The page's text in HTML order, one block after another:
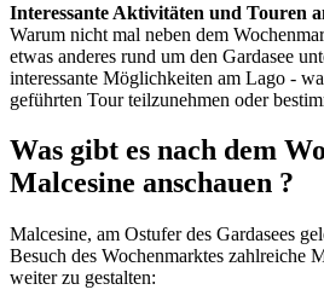
Interessante Aktivitäten und Touren
Warum nicht mal neben dem
etwas anderes rund um den Gardasee
interessante Möglichkeiten am Lago -
geführten Tour teilzunehmen oder
Was gibt es nach dem
Malcesine anschauen ?
Malcesine, am Ostufer des Gardasees
Besuch des Wochenmarktes zahlreiche
weiter zu gestalten: